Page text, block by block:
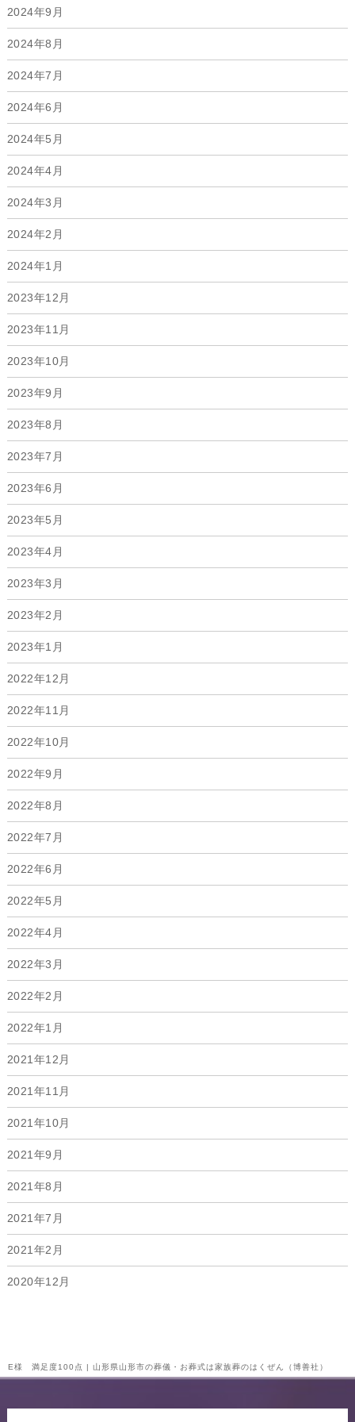
E様 満足度100点 | 山形県山形市の葬儀・お葬式は家族葬のはくぜん（博善社）
2024年9月
2024年8月
2024年7月
2024年6月
2024年5月
2024年4月
2024年3月
2024年2月
2024年1月
2023年12月
2023年11月
2023年10月
2023年9月
2023年8月
2023年7月
2023年6月
2023年5月
2023年4月
2023年3月
2023年2月
2023年1月
2022年12月
2022年11月
2022年10月
2022年9月
2022年8月
2022年7月
2022年6月
2022年5月
2022年4月
2022年3月
2022年2月
2022年1月
2021年12月
2021年11月
2021年10月
2021年9月
2021年8月
2021年7月
2021年2月
2020年12月